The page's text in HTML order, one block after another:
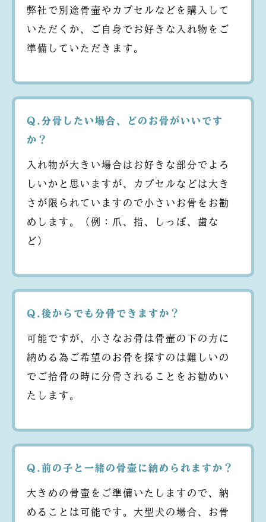
弊社で別途骨壷やカプセルなどを購入して
いただくか、ご自身でお好きな入れ物をご
準備していただきます。
Q.分骨したい場合、どのお骨がいいです
か？
入れ物が大きい場合はお好きな部分でよろ
しいかと思いますが、カプセルなどは大き
さが限られていますので小さいお骨をお勧
めします。（例：爪、指、しっぽ、歯な
ど）
Q.後からでも分骨できますか？
可能ですが、小さなお骨は骨壷の下の方に
納める為ご希望のお骨を探すのは難しいの
でご拾骨の時に分骨されることをお勧めい
たします。
Q.前の子と一緒の骨壷に納められますか？
大きめの骨壷をご準備いたしますので、納
めることは可能です。大型犬の場合、お骨